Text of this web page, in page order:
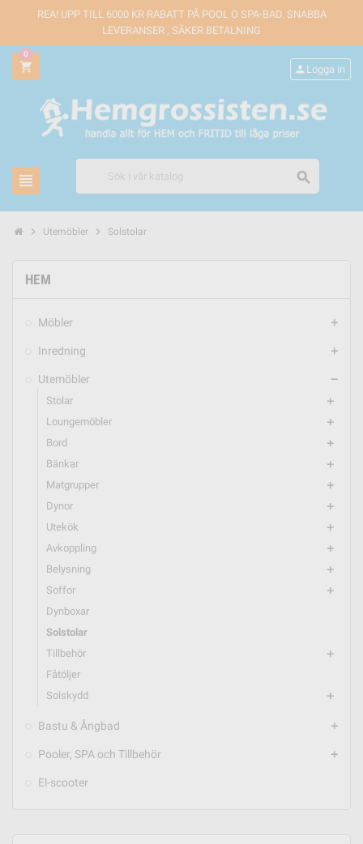
REA! UPP TILL 6000 KR RABATT PÅ POOL O SPA-BAD. SNABBA
LEVERANSER , SÄKER BETALNING
shopping_cart
0
view_headline search
person Logga in
chevron_right Utemöbler chevron_right Solstolar
HEM
Möbler add
Inredning add
Utemöbler remove
Stolar add
Loungemöbler add
Bord add
Bänkar add
Matgrupper add
Dynor add
Utekök add
Avkoppling add
Belysning add
Soffor add
Dynboxar
Solstolar
Tillbehör
add
Fåtöljer
Solskydd
add
Bastu & Ångbad add
Pooler, SPA och Tillbehör add
El-scooter